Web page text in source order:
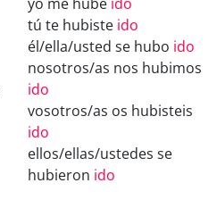
tú te hubiste ido
él/ella/usted se hubo ido
nosotros/as nos hubimos
ido
vosotros/as os hubisteis
ido
ellos/ellas/ustedes se
hubieron ido